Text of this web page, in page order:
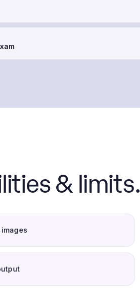
& limits.